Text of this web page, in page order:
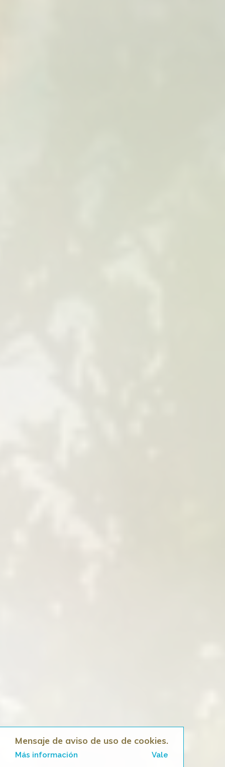
Mensaje de aviso de uso de cookies.
Vale
Más información